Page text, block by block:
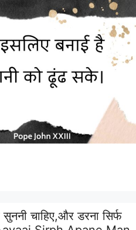
चाहिए,और डरना सिर्फ